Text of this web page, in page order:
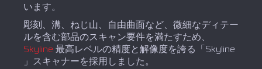
います。
彫刻、溝、ねじ山、自由曲面など、微細なディテー
ルを含む部品のスキャン要件を満たすため、
Skyline 最高レベルの精度と解像度を誇る「Skyline
」スキャナーを採用しました。